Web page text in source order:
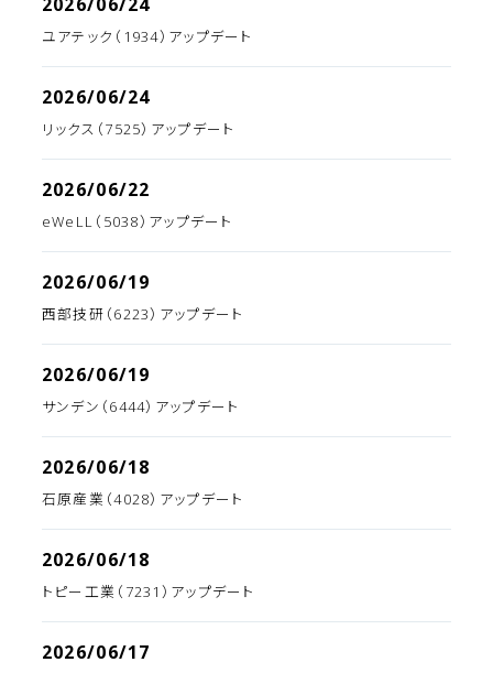
ユアテック（1934）アップデート
2026/06/24
リックス（7525）アップデート
2026/06/22
eWeLL（5038）アップデート
2026/06/19
西部技研（6223）アップデート
2026/06/19
サンデン（6444）アップデート
2026/06/18
石原産業（4028）アップデート
2026/06/18
トピー工業（7231）アップデート
2026/06/17